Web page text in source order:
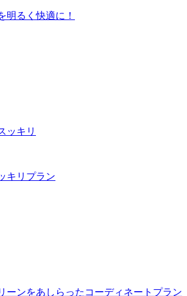
るく快適に！
キリプラン